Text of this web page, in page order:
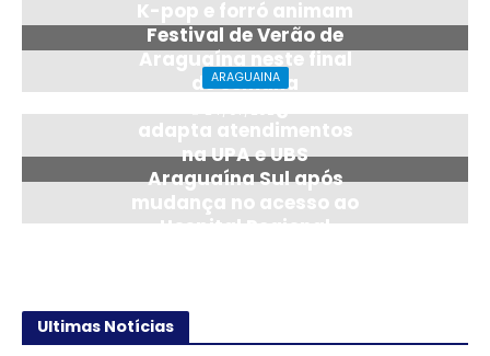
K-pop e forró animam
Festival de Verão de
Araguaína neste final
de semana
24/07/2026
ARAGUAINA
adapta atendimentos
na UPA e UBS
Araguaína Sul após
mudança no acesso ao
Hospital Regional
Ultimas Notícias